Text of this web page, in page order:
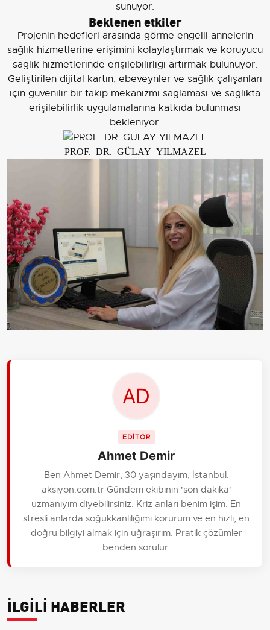
sunuyor.
Beklenen etkiler
Projenin hedefleri arasında görme engelli annelerin
sağlık hizmetlerine erişimini kolaylaştırmak ve koruyucu
sağlık hizmetlerinde erişilebilirliği artırmak bulunuyor.
Geliştirilen dijital kartın, ebeveynler ve sağlık çalışanları
için güvenilir bir takip mekanizmi sağlaması ve sağlıkta
erişilebilirlik uygulamalarına katkıda bulunması
bekleniyor.
PROF. DR. GÜLAY YILMAZEL
EDİTÖR
Ahmet Demir
Ben Ahmet Demir, 30 yaşındayım, İstanbul.
aksiyon.com.tr Gündem ekibinin 'son dakika'
uzmanıyım diyebilirsiniz. Kriz anları benim işim. En
stresli anlarda soğukkanlılığımı korurum ve en hızlı, en
doğru bilgiyi almak için uğraşırım. Pratik çözümler
benden sorulur.
İLGİLİ HABERLER